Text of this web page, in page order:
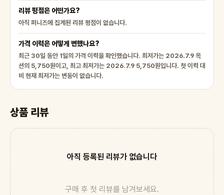
리뷰 평점은 어떤가요?
아직 퍼니즈에 집계된 리뷰 평점이 없습니다.
가격 이력은 어떻게 변했나요?
최근 30일 동안 1일의 가격 이력을 확인했습니다. 최저가는 2026.7.9 옥
션의 5,750원이고, 최고 최저가는 2026.7.9 5,750원입니다. 첫 이력 대
비 현재 최저가는 변동이 없습니다.
상품 리뷰
아직 등록된 리뷰가 없습니다
구매 후 첫 리뷰를 남겨보세요.